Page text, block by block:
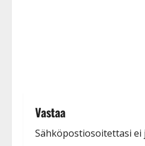
n
Vastaa
Sähköpostiosoitettasi ei